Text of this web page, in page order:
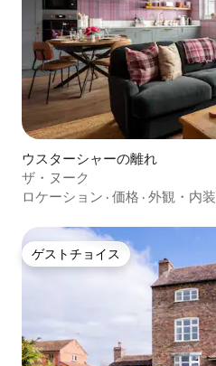
ウスターシャーの離れ
ザ・ヌーク
ロケーション · 価格 · 外観・内装
ゲストチョイス
ゲストチョイス